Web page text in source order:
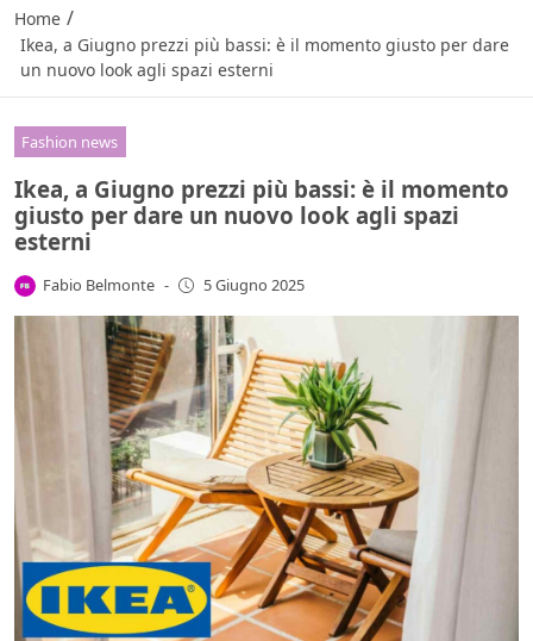
Home /
Ikea, a Giugno prezzi più bassi: è il momento giusto per dare
un nuovo look agli spazi esterni
Fashion news
Ikea, a Giugno prezzi più bassi: è il momento
giusto per dare un nuovo look agli spazi
esterni
Fabio Belmonte - 5 Giugno 2025